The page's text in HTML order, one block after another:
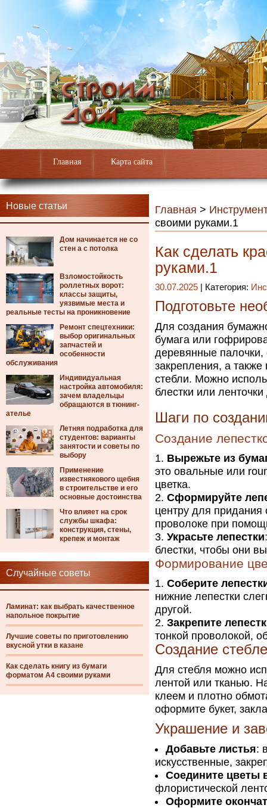
Главная Карта сайта
Новые статьи
Дом начинается не со
стен а с потолка
Взломостойкость
роллетных ворот:
классы защиты,
уязвимые места и
реальные тесты на проникновение
Ремонт спецтехники:
выбор оригинальных
запчастей и
особенности
обслуживания
Индивидуальная
настройка автомобиля:
зачем владельцы
обращаются в тюнинг-
ателье
Летняя подработка для
студентов: варианты
занятости и советы по
выбору
Применение
известнякового щебня
в строительстве и его
основные достоинства
Что влияет на срок
службы шкафа:
конструкция, стены,
крепеж и монтаж
Случайные советы
Ламинат: как выбрать качественное
напольное покрытие
Лучшие советы по приготовлению
вкусной утки в казане
Как сделать книгу из бумаги
форматом А4 своими руками
Главная >
своими руками.1
Как сделать
руками.1
30.07.2025 | Категория:
Подготовьте
Для создания
бумага или
деревянные палочки,
закрепления, а
стебли. Можно
блестки или
Шаги по
Создание
Вырежьте из
это овальные или
цветка.
Сформируйте
центру для придания
проволоке при
Украсьте лепестки
блестки, чтобы они
Формирование
Соберите
нижние лепестки
другой.
Закрепите
тонкой проволокой,
Создание
Для стебля можно
лентой или тканью.
клеем и плотно
оформите букет,
Украшение и
Добавьте листья:
искусственные,
Соедините цветы
флористической
Оформите